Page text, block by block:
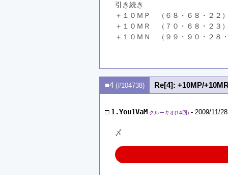
引き続き
＋１０ＭＰ　（６８・６８・２２
＋１０ＭＲ　（７０・６８・２３
＋１０ＭＮ　（９９・９０・２８
■4 (#104738) Re[4]: +10MP/
□ 1.You1VaM クルーキオ(14回) - 2009/11/
〆